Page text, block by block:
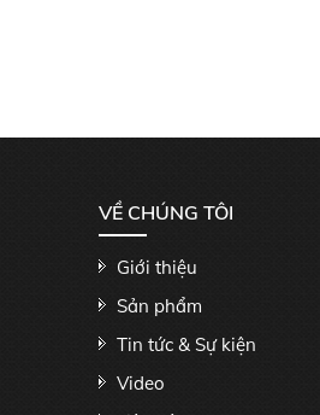
VỀ CHÚNG TÔI
Giới thiệu
Sản phẩm
Tin tức & Sự kiện
Video